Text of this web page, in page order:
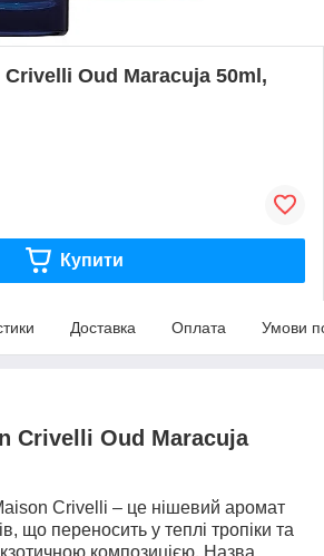
Oud Maracuja 50ml,
Купити
Доставка Оплата Умови
Crivelli Oud Maracuja
Crivelli – це нішевий аромат
що переносить у теплі тропіки та